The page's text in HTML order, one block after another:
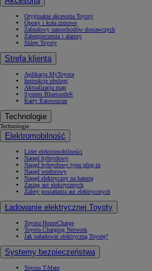
Oryginalne akcesoria Toyoty
Opony i koła zimowe
Zabudowy samochodów dostawczych
Zabezpieczenia i alarmy
Sklep Toyoty
Strefa klienta
Aplikacja MyToyota
Instrukcje obsługi
Aktualizacja map
System Bluetooth®
Karty Ratownicze
Technologie
Technologie
Elektromobilność
Lider elektromobilności
Napęd hybrydowy
Napęd hybrydowy typu plug-in
Napęd wodorowy
Napęd elektryczny na baterię
Zasięg aut elektrycznych
Zalety posiadania aut elektrycznych
Ładowanie elektrycznej Toyoty
Toyota HomeCharge
Toyota Charging Network
Jak naładować elektryczną Toyotę?
Systemy bezpieczeństwa
Toyota T-Mate